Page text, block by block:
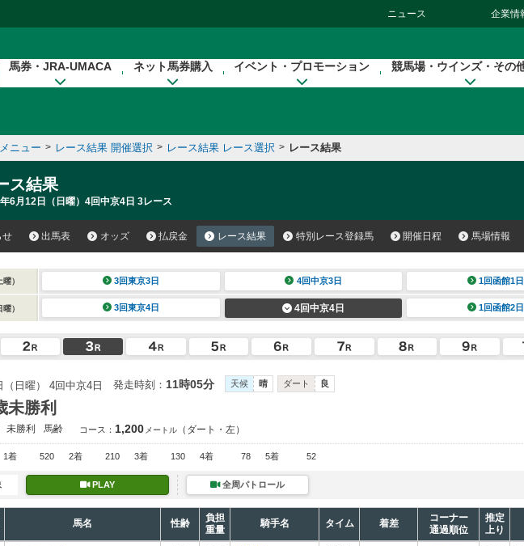
ニュース 企業情
馬券・JRA-UMACA ネット馬券購入 イベント・プロモーション 競馬場・ウインズ・その
ニュー > レース結果 開催選択 > レース結果 レース選択 > レース結果
ス結果
6月12日（日曜）4回中京4日 3レース
せ 出馬表 オッズ 払戻金 レース結果 特別レース登録馬 開催日程 馬場情報
曜） 3回東京3日 4回中京3日 1回函館1日
曜） 3回東京4日 4回中京4日 1回函館2日
（日曜） 4回中京4日 発走時刻： 11時05分 天候 晴 ダート 良
未勝利
未勝利 馬齢 コース： 1,200 メートル （ダート・左）
1着 520 2着 210 3着 130 4着 78 5着 52
PLAY 全周パトロール
馬名 性齢
負担
重量
騎手名 タイム 着差
コーナー
通過順位
推定
上り